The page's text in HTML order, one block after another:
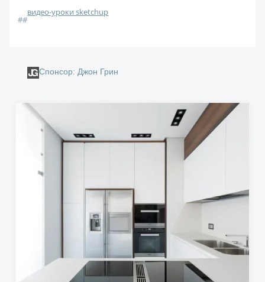
##
видео-уроки sketchup
Спонсор: Джон Грин